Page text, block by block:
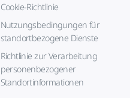
Cookie-Richtlinie
Nutzungsbedingungen für
standortbezogene Dienste
Richtlinie zur Verarbeitung
personenbezogener
Standortinformationen